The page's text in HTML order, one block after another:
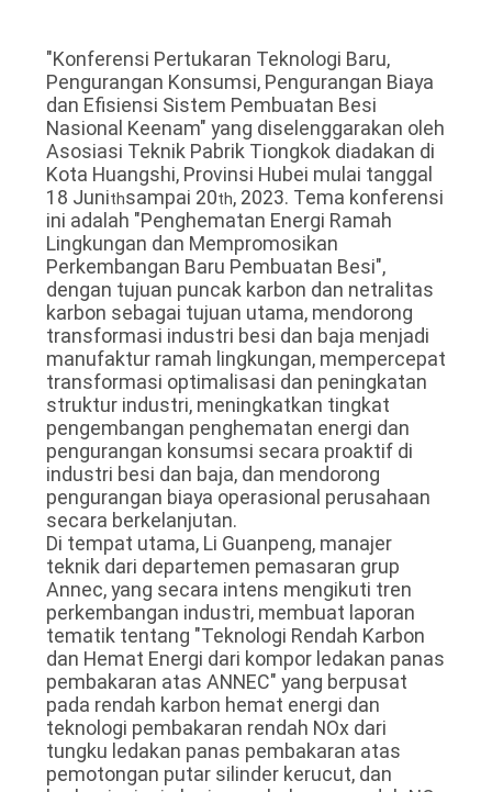
"Konferensi Pertukaran Teknologi Baru,
Pengurangan Konsumsi, Pengurangan Biaya
dan Efisiensi Sistem Pembuatan Besi
Nasional Keenam" yang diselenggarakan oleh
Asosiasi Teknik Pabrik Tiongkok diadakan di
Kota Huangshi, Provinsi Hubei mulai tanggal
18 Junithsampai 20th, 2023. Tema konferensi
ini adalah "Penghematan Energi Ramah
Lingkungan dan Mempromosikan
Perkembangan Baru Pembuatan Besi",
dengan tujuan puncak karbon dan netralitas
karbon sebagai tujuan utama, mendorong
transformasi industri besi dan baja menjadi
manufaktur ramah lingkungan, mempercepat
transformasi optimalisasi dan peningkatan
struktur industri, meningkatkan tingkat
pengembangan penghematan energi dan
pengurangan konsumsi secara proaktif di
industri besi dan baja, dan mendorong
pengurangan biaya operasional perusahaan
secara berkelanjutan.
Di tempat utama, Li Guanpeng, manajer
teknik dari departemen pemasaran grup
Annec, yang secara intens mengikuti tren
perkembangan industri, membuat laporan
tematik tentang "Teknologi Rendah Karbon
dan Hemat Energi dari kompor ledakan panas
pembakaran atas ANNEC" yang berpusat
pada rendah karbon hemat energi dan
teknologi pembakaran rendah NOx dari
tungku ledakan panas pembakaran atas
pemotongan putar silinder kerucut, dan